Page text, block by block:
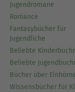
Jugendromane
Romance
Fantasybücher für
Jugendliche
Beliebte
Beliebte
Bücher über
Wissensbücher für